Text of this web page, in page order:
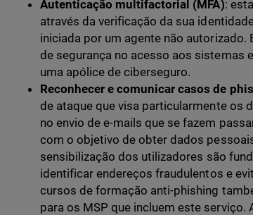
Autenticação multifactorial (MFA):
através da verificação da sua
iniciada por um agente não
de segurança no acesso aos sistemas
uma apólice de ciberseguro.
Reconhecer e comunicar casos de
de ataque que visa particularmente os
no envio de e-mails que se fazem
com o objetivo de obter dados
sensibilização dos utilizadores são
identificar endereços fraudulentos e
cursos de formação anti-phishing
para os MSP que incluem este